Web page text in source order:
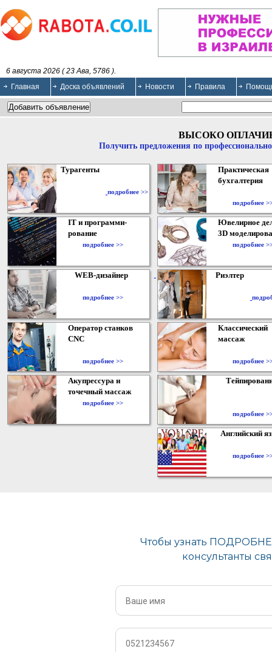
6 августа 2026 ( 23 Ава, 5786 ).
Главная
Доска объявлений Новости Правила
ВЫСОКО
Получить предложения по
Турагенты
подробнее >>
Практическая
бухгалтерия
подробнее
IT и программи-
рование
подробнее >>
Ювелирное
3D
подробнее
WEB-дизайнер
подробнее >>
Риэлтер
Оператор станков
CNC
подробнее >>
Классический
массаж
подробнее
Акупрессура и
точечный массаж
подробнее >>
подробнее
Английский
подробнее